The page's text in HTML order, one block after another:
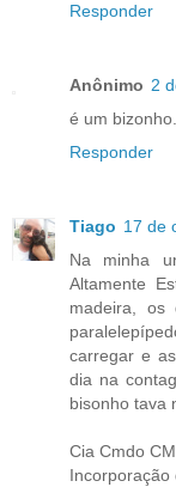
Responder
Anônimo 2
é um
Responder
Tiago 17 de
Na minha
Altamente
madeira, os
carregar e
dia na
bisonho tava
Cia Cmdo
Incorporação